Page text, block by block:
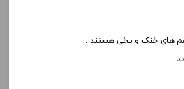
های خنک و یخی هستند .
.